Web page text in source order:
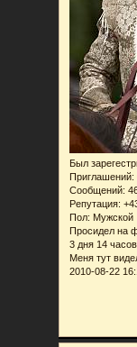
Был
Приглашений:
Сообщений:
Репутация:
Пол: Мужской
Просидел на
3 дня 14 часов
Меня тут
2010-08-22